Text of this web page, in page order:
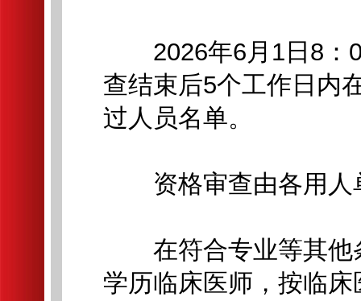
2026年6月1日8：
查结束后5个工作日内
过人员名单。
资格审查由各用人
在符合专业等其他
学历临床医师，按临